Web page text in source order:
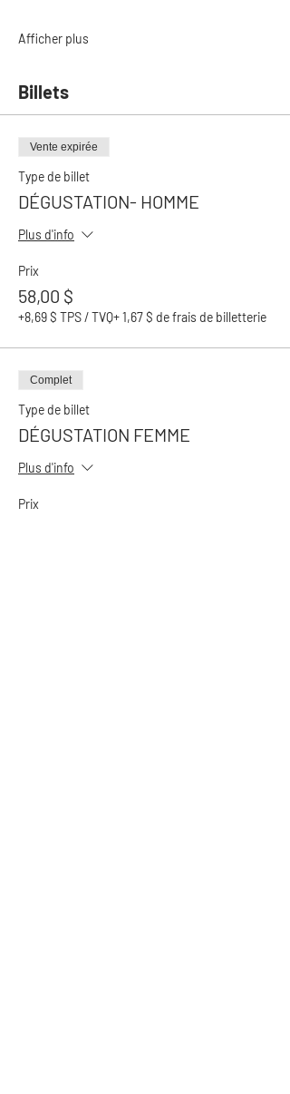
Afficher plus
Billets
Vente expirée
Type de billet
DÉGUSTATION- HOMME
Plus d'info
Prix
58,00 $
+8,69 $ TPS / TVQ+ 1,67 $ de frais de billetterie
Complet
Type de billet
DÉGUSTATION FEMME
Plus d'info
Prix